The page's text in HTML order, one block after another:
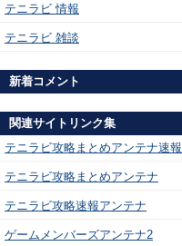
テニラビ 情報
テニラビ 雑談
新着コメント
関連サイトリンク集
テニラビ攻略まとめアンテナ速報
テニラビ攻略まとめアンテナ
テニラビ攻略速報アンテナ
ゲームメンバーズアンテナ2